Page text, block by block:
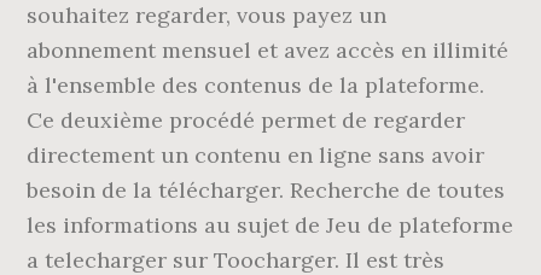
souhaitez regarder, vous payez un
abonnement mensuel et avez accès en illimité
à l'ensemble des contenus de la plateforme.
Ce deuxième procédé permet de regarder
directement un contenu en ligne sans avoir
besoin de la télécharger. Recherche de toutes
les informations au sujet de Jeu de plateforme
a telecharger sur Toocharger. Il est très